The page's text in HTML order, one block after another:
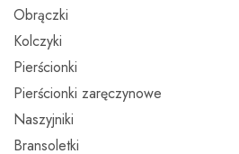
Obrączki
Kolczyki
Pierścionki
Pierścionki zaręczynowe
Naszyjniki
Bransoletki